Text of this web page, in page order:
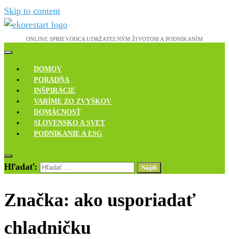
Skip to content
Ekoreštart
Novinky, rozhovory a inšpirácie
DOMOV
PORADŇA
INŠPIRÁCIE
VARÍME ZO ZVYŠKOV
DOMÁCNOSŤ
SLOVENSKO A SVET
PODNIKANIE A ESG
Hľadať:
Značka: ako usporiadať
chladničku